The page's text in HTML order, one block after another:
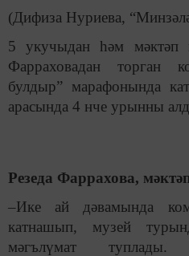
(Дифиза Нуриева,
5 укучыдан һәм мәктәп
Фарраховадан торган
булдыр” марафонында
арасында 4 нче урынны
Резеда Фаррахова,
–Ике ай дәвамында
катнашып, музей
мәгълүмат